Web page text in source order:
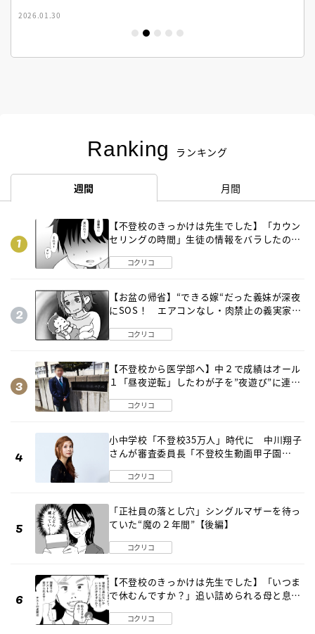
2026.01.30
Ranking ランキング
週間 月間
【不登校のきっかけは先生でした】「カウン
セリングの時間」生徒の情報をバラしたの
コクリコ
【お盆の帰省】“できる嫁“だった義妹が深夜
にSOS！ エアコンなし・肉禁止の義実家ル
コクリコ
【不登校から医学部へ】中２で成績はオール
１「昼夜逆転」したわが子を”夜遊び”に連れ
コクリコ
小中学校「不登校35万人」時代に 中川翔子
さんが審査委員長「不登校生動画甲子園
コクリコ
「正社員の落とし穴」シングルマザーを待っ
ていた“魔の２年間”【後編】
コクリコ
【不登校のきっかけは先生でした】「いつま
で休むんですか？」追い詰められる母と息子
コクリコ